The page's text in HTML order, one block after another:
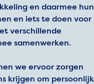
en daarmee hun
en iets te doen voor
verschillende
samenwerken.
we ervoor zorgen
krijgen om persoonlijk